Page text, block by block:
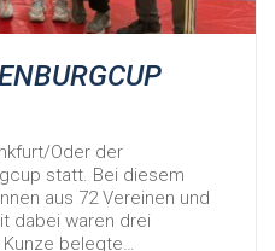
Oder der
statt. Bei diesem
aus 72 Vereinen und
dabei waren drei
belegte…